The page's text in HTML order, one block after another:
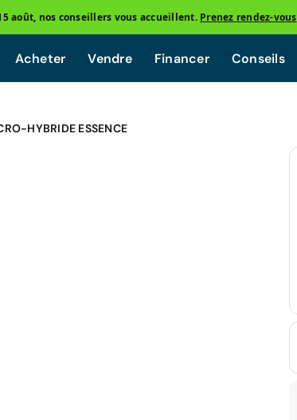
août, nos conseillers vous accueillent. Prenez rendez-vous
Acheter Vendre Financer Conseils
HYBRIDE ESSENCE